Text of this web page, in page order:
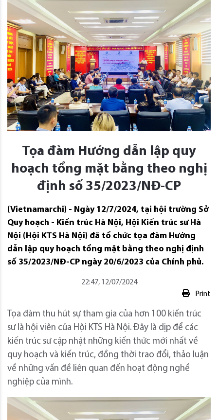
Tọa đàm Hướng dẫn lập quy
hoạch tổng mặt bằng theo nghị
định số 35/2023/NĐ-CP
(Vietnamarchi) - Ngày 12/7/2024, tại hội trường Sở
Quy hoạch - Kiến trúc Hà Nội, Hội Kiến trúc sư Hà
Nội (Hội KTS Hà Nội) đã tổ chức tọa đàm Hướng
dẫn lập quy hoạch tổng mặt bằng theo nghị định
số 35/2023/NĐ-CP ngày 20/6/2023 của Chính phủ.
22:47, 12/07/2024
Print
Tọa đàm thu hút sự tham gia của hơn 100 kiến trúc
sư là hội viên của Hội KTS Hà Nội. Đây là dịp để các
kiến trúc sư cập nhật những kiến thức mới nhất về
quy hoạch và kiến trúc, đồng thời trao đổi, thảo luận
về những vấn đề liên quan đến hoạt động nghề
nghiệp của mình.